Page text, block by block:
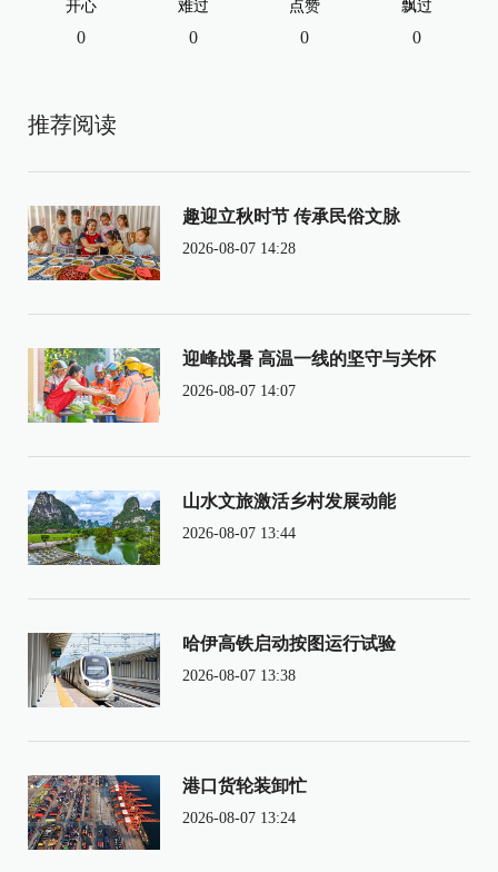
开心
0
难过
0
点赞
0
飘过
0
推荐阅读
趣迎立秋时节 传承民俗文脉
2026-08-07 14:28
迎峰战暑 高温一线的坚守与关怀
2026-08-07 14:07
山水文旅激活乡村发展动能
2026-08-07 13:44
哈伊高铁启动按图运行试验
2026-08-07 13:38
港口货轮装卸忙
2026-08-07 13:24